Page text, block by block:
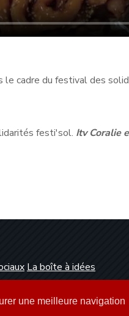
une meilleure navigation
le cadre du festival des
festi'sol. Itv Coralie
La boîte à idées